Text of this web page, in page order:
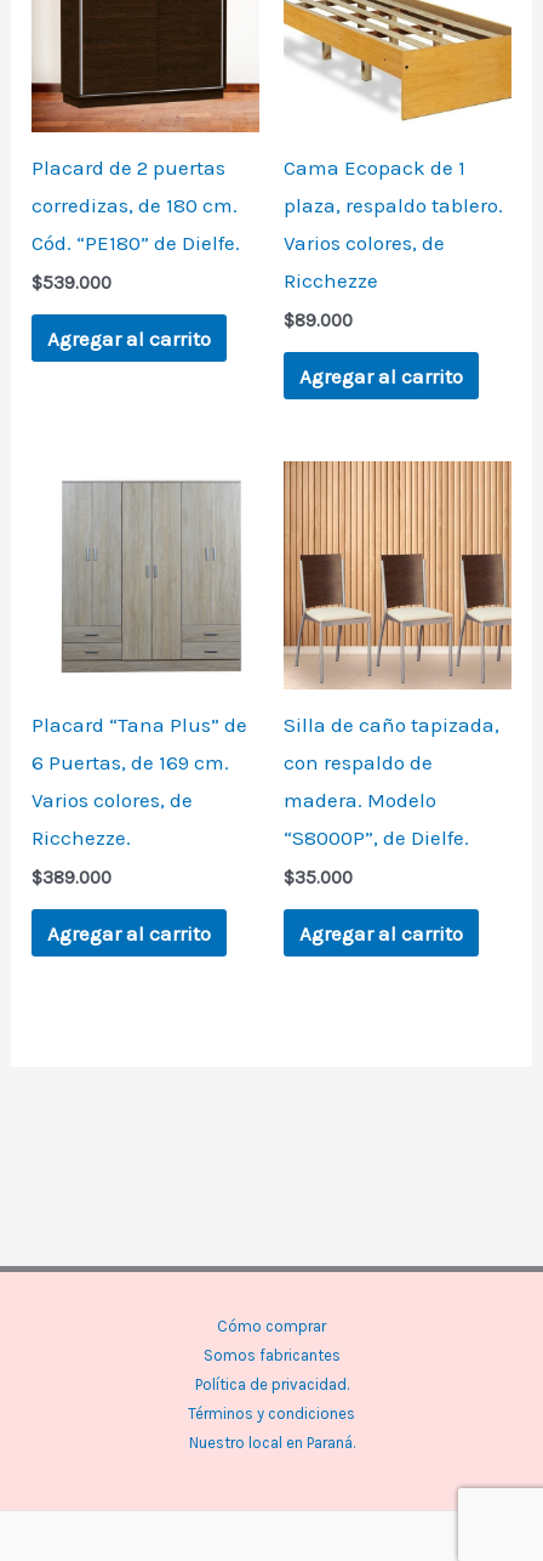
Placard de 2 puertas
corredizas, de 180 cm.
Cód. “PE180” de Dielfe.
$539.000
Agregar al carrito
Cama Ecopack de 1
plaza, respaldo tablero.
Varios colores, de
Ricchezze
$89.000
Agregar al carrito
Placard “Tana Plus” de
6 Puertas, de 169 cm.
Varios colores, de
Ricchezze.
$389.000
Agregar al carrito
Silla de caño tapizada,
con respaldo de
madera. Modelo
“S8000P”, de Dielfe.
$35.000
Agregar al carrito
Cómo comprar
Somos fabricantes
Política de privacidad.
Términos y condiciones
Nuestro local en Paraná.